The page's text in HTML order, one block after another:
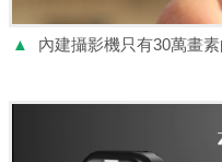
▲ 內建攝影機只有30萬畫素